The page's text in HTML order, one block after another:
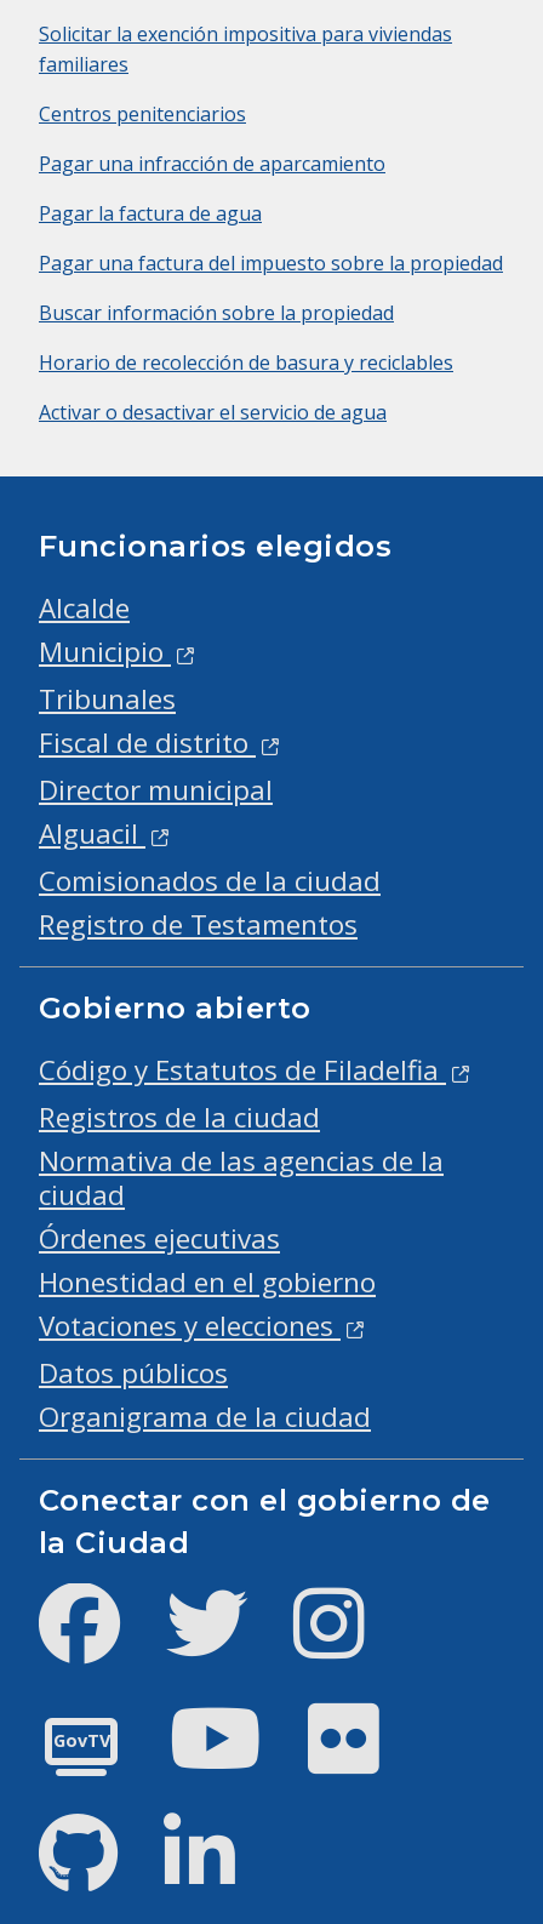
Solicitar la exención impositiva para viviendas
familiares
Centros penitenciarios
Pagar una infracción de aparcamiento
Pagar la factura de agua
Pagar una factura del impuesto sobre la propiedad
Buscar información sobre la propiedad
Horario de recolección de basura y reciclables
Activar o desactivar el servicio de agua
Funcionarios elegidos
Alcalde
Municipio
Tribunales
Fiscal de distrito
Director municipal
Alguacil
Comisionados de la ciudad
Registro de Testamentos
Gobierno abierto
Código y Estatutos de Filadelfia
Registros de la ciudad
Normativa de las agencias de la
ciudad
Órdenes ejecutivas
Honestidad en el gobierno
Votaciones y elecciones
Datos públicos
Organigrama de la ciudad
Conectar con el gobierno de
la Ciudad
Facebook Twitter
GovTV
YouTube
GitHub